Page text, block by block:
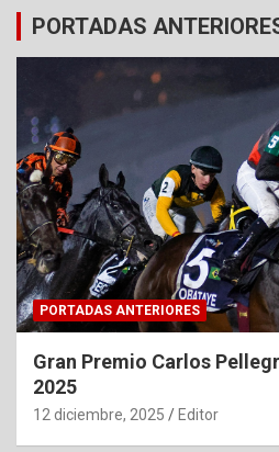
PORTADAS
PORTADAS ANTERIORES
Gran Premio Carlos
2025
12 diciembre, 2025 Editor